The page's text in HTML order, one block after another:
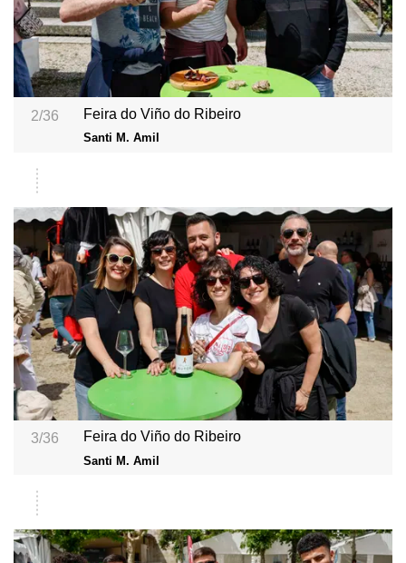
2/36 Feira do Viño do Ribeiro
Santi M. Amil
3/36 Feira do Viño do Ribeiro
Santi M. Amil